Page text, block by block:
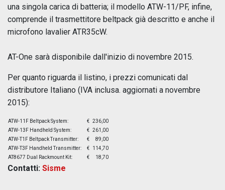
una singola carica di batteria; il modello ATW-11/PF, infine,
comprende il trasmettitore beltpack già descritto e anche il
microfono lavalier ATR35cW.
AT-One sarà disponibile dall'inizio di novembre 2015.
Per quanto riguarda il listino, i prezzi comunicati dal
distributore Italiano (IVA inclusa. aggiornati a novembre
2015):
ATW-11F Beltpack System: € 236,00
ATW-13F Handheld System:
€ 261,00
ATW-T1F Beltpack Transmitter:
€
89,00
ATW-T3F Handheld Transmitter:
€
114,70
AT8677 Dual Rackmount Kit:
€ 18,70
Contatti: Sisme